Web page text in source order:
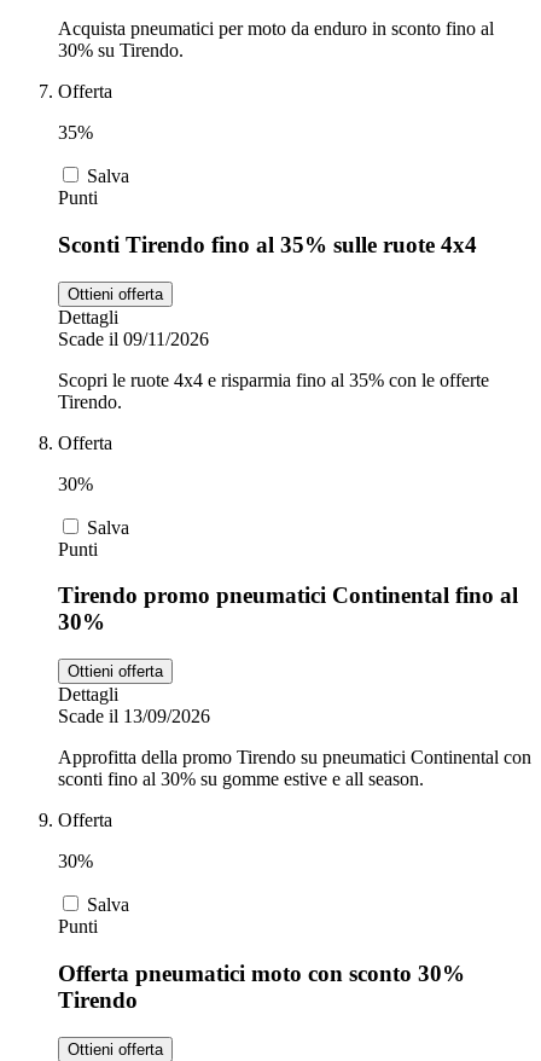
Acquista pneumatici per moto da enduro in sconto fino al
30% su Tirendo.
Offerta
35%
Salva
Punti
Sconti Tirendo fino al 35% sulle ruote 4x4
Ottieni offerta
Dettagli
Scade il 09/11/2026
Scopri le ruote 4x4 e risparmia fino al 35% con le offerte
Tirendo.
Offerta
30%
Salva
Punti
Tirendo promo pneumatici Continental fino al
30%
Ottieni offerta
Dettagli
Scade il 13/09/2026
Approfitta della promo Tirendo su pneumatici Continental con
sconti fino al 30% su gomme estive e all season.
Offerta
30%
Salva
Punti
Offerta pneumatici moto con sconto 30%
Tirendo
Ottieni offerta